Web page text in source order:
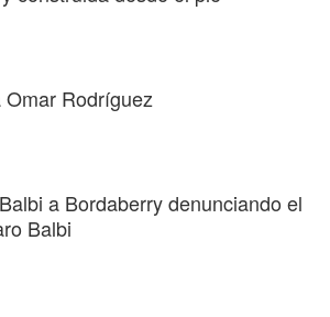
Rodríguez
a Bordaberry denunciando el
Balbi